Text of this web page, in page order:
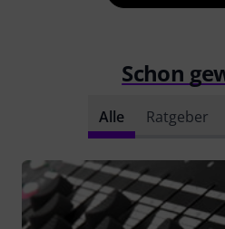
Schon
Alle Ratgeber